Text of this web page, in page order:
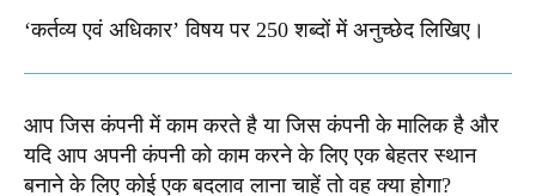
‘कर्तव्य एवं अधिकार’ विषय पर 250 शब्दों में अनुच्छेद लिखिए।​
आप जिस कंपनी में काम करते है या जिस कंपनी के मालिक है और
यदि आप अपनी कंपनी को काम करने के लिए एक बेहतर स्थान
बनाने के लिए कोई एक बदलाव लाना चाहें तो वह क्या होगा?